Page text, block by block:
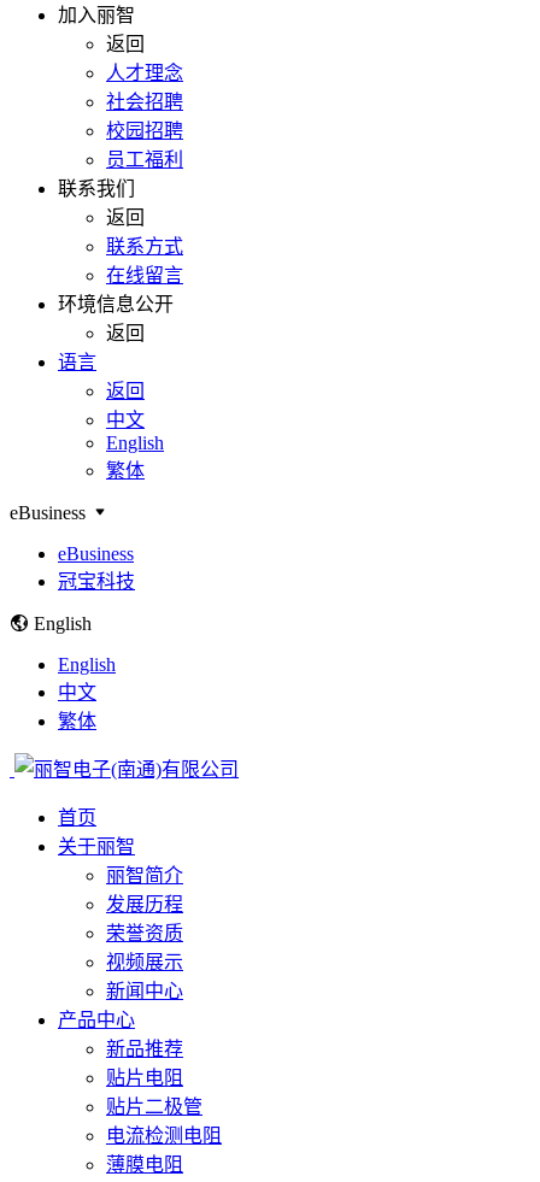
加入丽智
返回
人才理念
社会招聘
校园招聘
员工福利
联系我们
返回
联系方式
在线留言
环境信息公开
返回
语言
返回
中文
English
繁体
eBusiness
eBusiness
冠宝科技
English
English
中文
繁体
首页
关于丽智
丽智简介
发展历程
荣誉资质
视频展示
新闻中心
产品中心
新品推荐
贴片电阻
贴片二极管
电流检测电阻
薄膜电阻